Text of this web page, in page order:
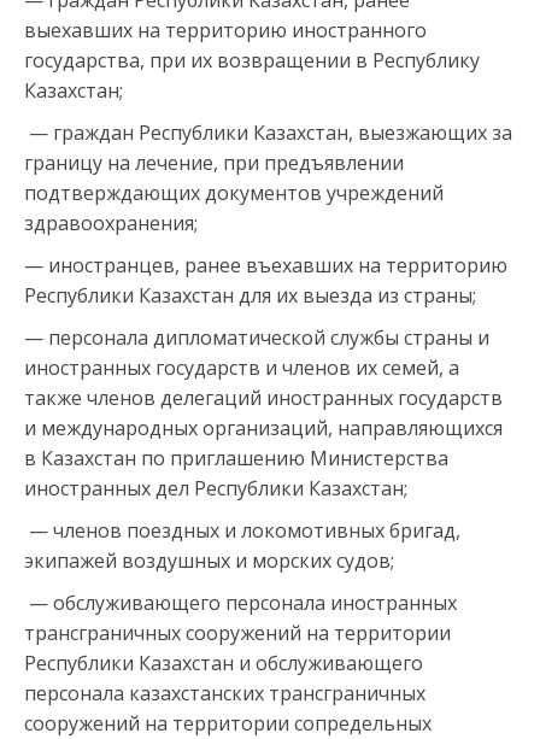
выехавших на территорию иностранного
государства, при их возвращении в Республику
Казахстан;
— граждан Республики Казахстан, выезжающих за
границу на лечение, при предъявлении
подтверждающих документов учреждений
здравоохранения;
— иностранцев, ранее въехавших на территорию
Республики Казахстан для их выезда из страны;
— персонала дипломатической службы страны и
иностранных государств и членов их семей, а
также членов делегаций иностранных государств
и международных организаций, направляющихся
в Казахстан по приглашению Министерства
иностранных дел Республики Казахстан;
— членов поездных и локомотивных бригад,
экипажей воздушных и морских судов;
— обслуживающего персонала иностранных
трансграничных сооружений на территории
Республики Казахстан и обслуживающего
персонала казахстанских трансграничных
сооружений на территории сопредельных